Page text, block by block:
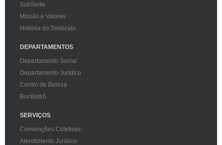
SubSede
Missão e Valores
História do Sindicato
DEPARTAMENTOS
Departamento Social
Departamento Jurídico
Centro de Beleza
BonBistrô
SERVIÇOS
Convenções Coletivas
Atendimento Jurídico